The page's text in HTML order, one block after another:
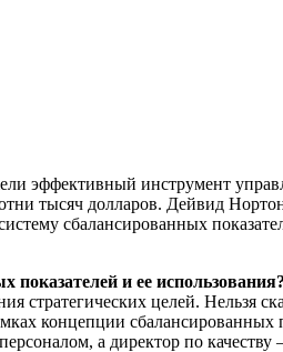
эффективный инструмент
тысяч долларов. Дейвид
сбалансированных
показателей и ее использования?
стратегических целей. Нельзя
концепции сбалансированных
а директор по качеству